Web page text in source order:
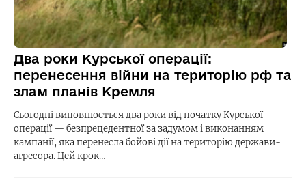
Два роки Курської операції:
перенесення війни на територію рф та
злам планів Кремля
Сьогодні виповнюється два роки від початку Курської
операції — безпрецедентної за задумом і виконанням
кампанії, яка перенесла бойові дії на територію держави-
агресора. Цей крок…